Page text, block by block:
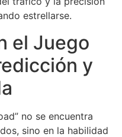
estrellarse.
el Juego
y
no se encuentra
sino en la habilidad